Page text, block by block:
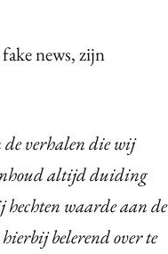
news, zijn
de verhalen die wij
altijd duiding
hechten waarde aan de
belerend over te